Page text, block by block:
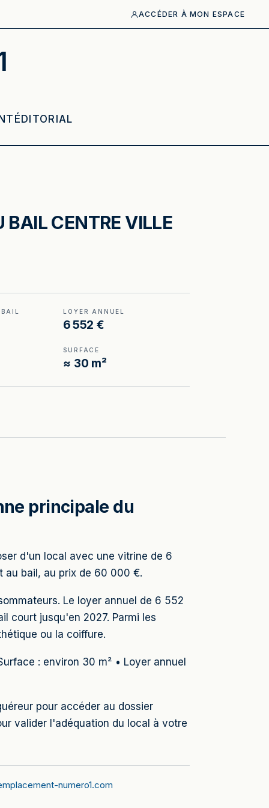
ACCÉDER À MON ESPACE
ÉDITORIAL
BAIL CENTRE VILLE
LOYER ANNUEL
6 552 €
SURFACE
≈ 30 m²
principale du
d'un local avec une vitrine de 6
au bail, au prix de 60 000 €.
Le loyer annuel de 6 552
court jusqu'en 2027. Parmi les
ou la coiffure.
: environ 30 m² • Loyer annuel
pour accéder au dossier
valider l'adéquation du local à votre
numero1.com